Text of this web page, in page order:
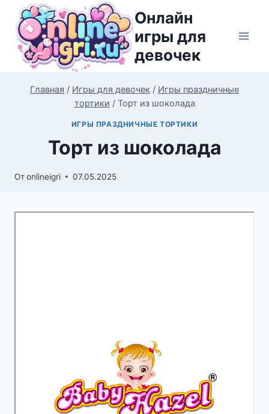
Перейти
содержимому
Онлайн
игры для
девочек
Главная / Игры для девочек / Игры праздничные
тортики / Торт из шоколада
ИГРЫ ПРАЗДНИЧНЫЕ ТОРТИКИ
Торт из шоколада
Отonlineigri 07.05.2025